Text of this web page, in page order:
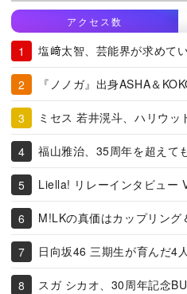
アクセス数
塩﨑太智、芸能界が求めて
『ノノガ』出身ASHA＆
ミセス 若井滉斗、ハリウッ
福山雅治、35周年を超えて
Liella! リレーインタビュー
M!LKの真価はカップリング
日向坂46 三期生が育んだ4
スガ シカオ、30周年記念